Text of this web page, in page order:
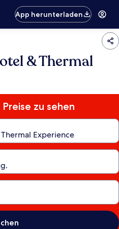
App herunterladen
& Thermal
zu sehen